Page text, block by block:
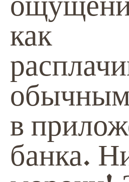
как
в
банка.